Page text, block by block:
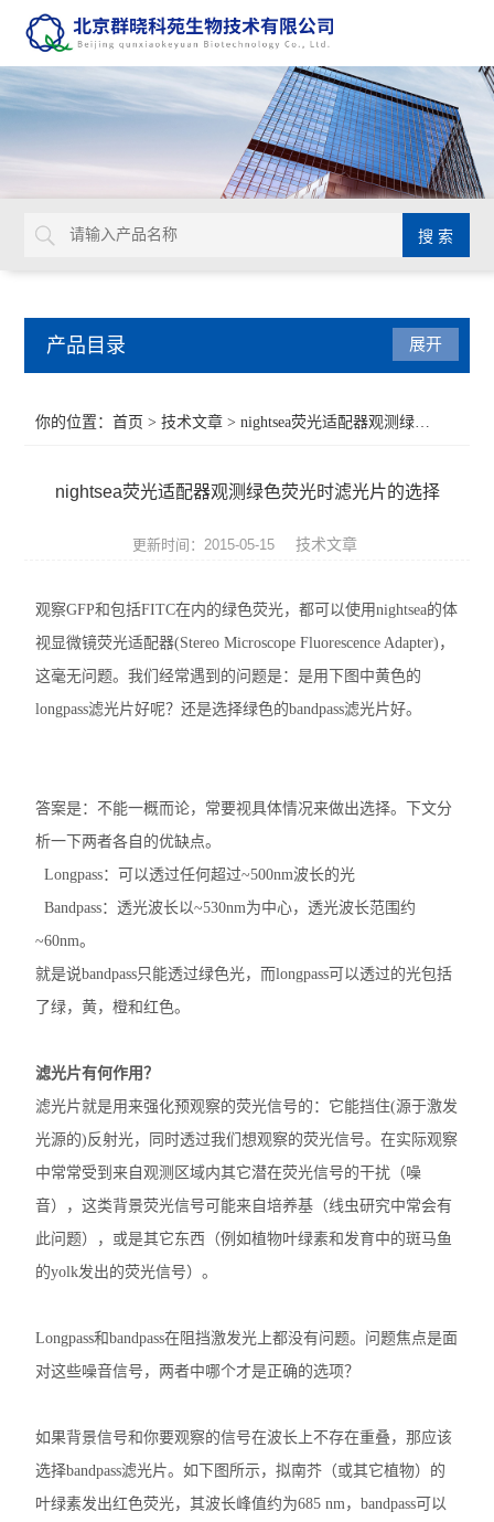
产品目录
Bovogen胎牛血清等动物源产品
NviGen磁性纳米颗粒
nanomyp纳米类材料
Matriks抗体药ELISA试剂盒
荧光检测简易装置
抗dsRNA单克隆抗体
离子通道研究用多肽毒素
Matrigen弹性细胞培养板
细胞生物学检测试剂盒
食品安全检测试剂
实验室技术服务
展开
你的位置：首页 >技术文章 > nightsea荧光适配器观测绿色荧光时滤光片的选择
nightsea荧光适配器观测绿色荧光时滤光片的选择
更新时间：2015-05-15 技术文章
观察GFP和包括FITC在内的绿色荧光，都可以使用nightsea的体
视显微镜荧光适配器(Stereo Microscope Fluorescence Adapter)，
这毫无问题。我们经常遇到的问题是：是用下图中黄色的
longpass滤光片好呢？还是选择绿色的bandpass滤光片好。
答案是：不能一概而论，常要视具体情况来做出选择。下文分
析一下两者各自的优缺点。
Longpass：可以透过任何超过~500nm波长的光
Bandpass：透光波长以~530nm为中心，透光波长范围约
~60nm。
就是说bandpass只能透过绿色光，而longpass可以透过的光包括
了绿，黄，橙和红色。
滤光片有何作用？
滤光片就是用来强化预观察的荧光信号的：它能挡住(源于激发
光源的)反射光，同时透过我们想观察的荧光信号。在实际观察
中常常受到来自观测区域内其它潜在荧光信号的干扰（噪
音），这类背景荧光信号可能来自培养基（线虫研究中常会有
此问题），或是其它东西（例如植物叶绿素和发育中的斑马鱼
的yolk发出的荧光信号）。
Longpass和bandpass在阻挡激发光上都没有问题。问题焦点是面
对这些噪音信号，两者中哪个才是正确的选项？
如果背景信号和你要观察的信号在波长上不存在重叠，那应该
选择bandpass滤光片。如下图所示，拟南芥（或其它植物）的
叶绿素发出红色荧光，其波长峰值约为685 nm，bandpass可以